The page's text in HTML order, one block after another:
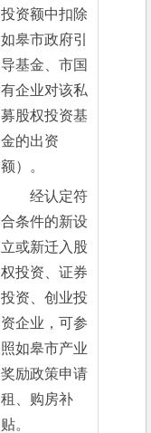
投资额中扣除
如皋市政府引
导基金、市国
有企业对该私
募股权投资基
金的出资
额）。
经认定符
合条件的新设
立或新迁入股
权投资、证券
投资、创业投
资企业，可参
照如皋市产业
奖励政策申请
租、购房补
贴。